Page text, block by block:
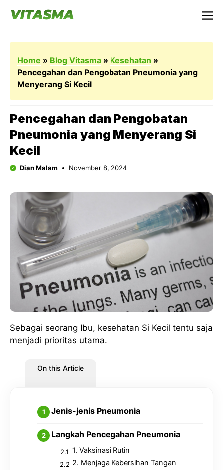
Home » Blog Vitasma » Kesehatan »
Pencegahan dan Pengobatan Pneumonia yang
Menyerang Si Kecil
Pencegahan dan Pengobatan
Pneumonia yang Menyerang Si
Kecil
Dian Malam November 8, 2024
Sebagai seorang Ibu, kesehatan Si Kecil tentu saja
menjadi prioritas utama.
On this Article
Jenis-jenis Pneumonia
Langkah Pencegahan Pneumonia
1. Vaksinasi Rutin
2. Menjaga Kebersihan Tangan